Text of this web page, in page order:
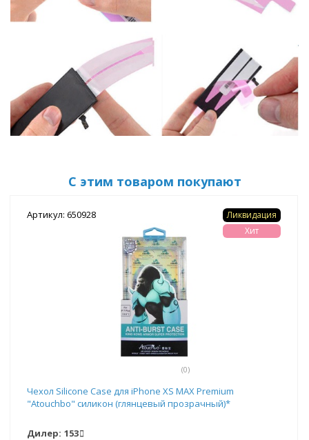
С этим товаром покупают
Артикул: 650928
(0)
Ликвидация
Хит
Чехол Silicone Case для iPhone XS MAX Premium
"Atouchbo" силикон (глянцевый прозрачный)*
Дилер: 153